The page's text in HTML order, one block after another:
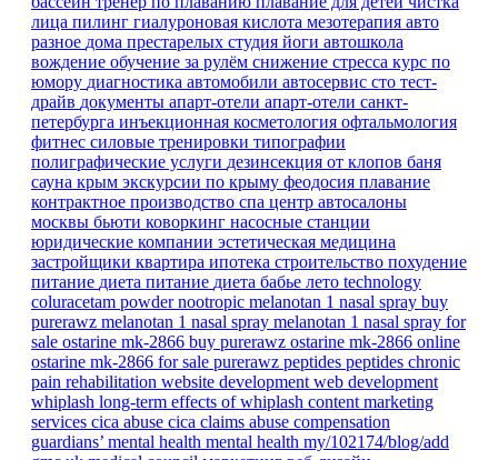
лица пилинг гиалуроновая кислота мезотерапия авто
разное дома престарелых студия йоги автошкола
вождение обучение за рулём снижение стресса курс по
юмору диагностика автомобили автосервис сто тест-
драйв документы апарт-отели апарт-отели санкт-
петербурга инъекционная косметология офтальмология
фитнес силовые тренировки типографии
полиграфические услуги дезинсекция от клопов баня
сауна крым экскурсии по крыму феодосия плавание
контрактное производство спа центр автосалоны
москвы бьюти коворкинг насосные станции
юридические компании эстетическая медицина
застройщики квартира ипотека строительство похудение
питание диета питание диета бабье лето technology
coluracetam powdernootropic melanotan 1 nasal spray buy
purerawz melanotan 1 nasal spray melanotan 1 nasal spray for
sale ostarine mk-2866 buy purerawz ostarine mk-2866 online
ostarine mk-2866 for sale purerawz peptides peptides chronic
pain rehabilitation website development web development
whiplash long-term effects of whiplash content marketing
services cica abuse cica claims abuse compensation
guardians’ mental health mental health my/102174/blog/add